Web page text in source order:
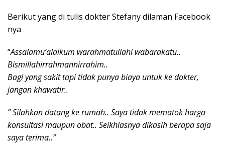
Berikut yang di tulis dokter Stefany dilaman Facebook
nya
“Assalamu’alaikum warahmatullahi wabarakatu..
Bismillahirrahmannirrahim..
Bagi yang sakit tapi tidak punya biaya untuk ke dokter,
jangan khawatir..
” Silahkan datang ke rumah.. Saya tidak mematok harga
konsultasi maupun obat.. Seikhlasnya dikasih berapa saja
saya terima..”